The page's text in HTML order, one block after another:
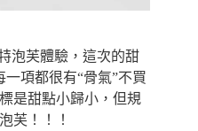
泡芙體驗，這次的甜
項都很有“骨氣”不買
是甜點小歸小，但規
芙！！！